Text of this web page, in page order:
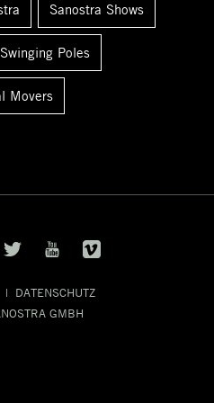
Sanostra Shows
Swinging Poles
Movers
| DATENSCHUTZ
GMBH